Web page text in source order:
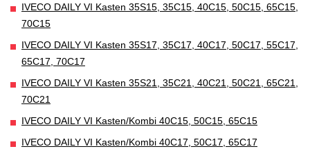
IVECO DAILY VI Kasten 35S15, 35C15, 40C15, 50C15, 65C15,
70C15
IVECO DAILY VI Kasten 35S17, 35C17, 40C17, 50C17, 55C17,
65C17, 70C17
IVECO DAILY VI Kasten 35S21, 35C21, 40C21, 50C21, 65C21,
70C21
IVECO DAILY VI Kasten/Kombi 40C15, 50C15, 65C15
IVECO DAILY VI Kasten/Kombi 40C17, 50C17, 65C17